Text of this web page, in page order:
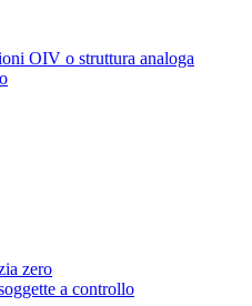
OIV o struttura analoga
zero
a controllo